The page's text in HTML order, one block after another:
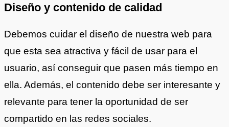
Diseño y contenido de calidad
Debemos cuidar el diseño de nuestra web para
que esta sea atractiva y fácil de usar para el
usuario, así conseguir que pasen más tiempo en
ella. Además, el contenido debe ser interesante y
relevante para tener la oportunidad de ser
compartido en las redes sociales.